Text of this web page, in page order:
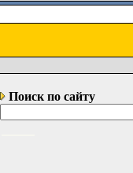
Поиск по сайту